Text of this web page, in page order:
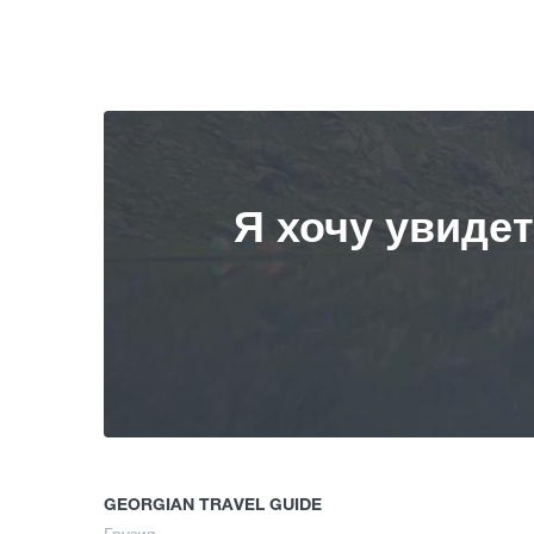
Я хочу
GEORGIAN TRAVEL GUIDE